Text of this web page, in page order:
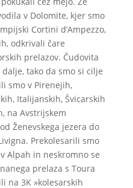
v Dolomite, kjer smo
Cortini d’Ampezzo,
odkrivali čare
prelazov. Čudovita
tako da smo si cilje
smo v Pirenejih,
Italijanskih, Švicarskih
na Avstrijskem
Ženevskega jezera do
Prekolesarili smo
Alpah in neskromno se
prelaza s Toura
na 3K »kolesarskih